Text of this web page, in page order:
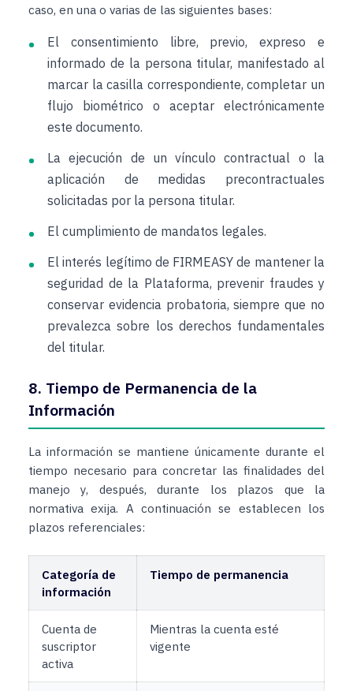
caso, en una o varias de las siguientes bases:
El consentimiento libre, previo, expreso e
informado de la persona titular, manifestado al
marcar la casilla correspondiente, completar un
flujo biométrico o aceptar electrónicamente
este documento.
La ejecución de un vínculo contractual o la
aplicación de medidas precontractuales
solicitadas por la persona titular.
El cumplimiento de mandatos legales.
El interés legítimo de FIRMEASY de mantener la
seguridad de la Plataforma, prevenir fraudes y
conservar evidencia probatoria, siempre que no
prevalezca sobre los derechos fundamentales
del titular.
8. Tiempo de Permanencia de la
Información
La información se mantiene únicamente durante el
tiempo necesario para concretar las finalidades del
manejo y, después, durante los plazos que la
normativa exija. A continuación se establecen los
plazos referenciales:
Categoría de
información
Tiempo de permanencia
Cuenta de
suscriptor
activa
Mientras la cuenta esté
vigente